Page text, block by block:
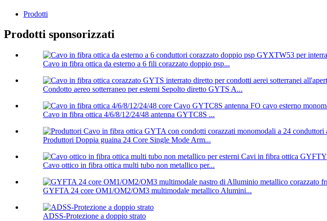
Prodotti
Prodotti sponsorizzati
Cavo in fibra ottica da esterno a 6 fili corazzato doppio psp...
Condotto aereo sotterraneo per esterni Sepolto diretto GYTS A...
Cavo in fibra ottica 4/6/8/12/24/48 antenna GYTC8S ...
Produttori Doppia guaina 24 Core Single Mode Arm...
Cavo ottico in fibra ottica multi tubo non metallico per...
GYFTA 24 core OM1/OM2/OM3 multimodale metallico Alumini...
ADSS-Protezione a doppio strato